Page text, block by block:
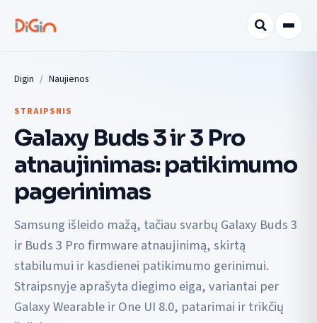
Digin Naujienos
STRAIPSNIS
Galaxy Buds 3 ir 3 Pro
atnaujinimas: patikimumo
pagerinimas
Samsung išleido mažą, tačiau svarbų Galaxy Buds 3
ir Buds 3 Pro firmware atnaujinimą, skirtą
stabilumui ir kasdienei patikimumo gerinimui.
Straipsnyje aprašyta diegimo eiga, variantai per
Galaxy Wearable ir One UI 8.0, patarimai ir trikčių